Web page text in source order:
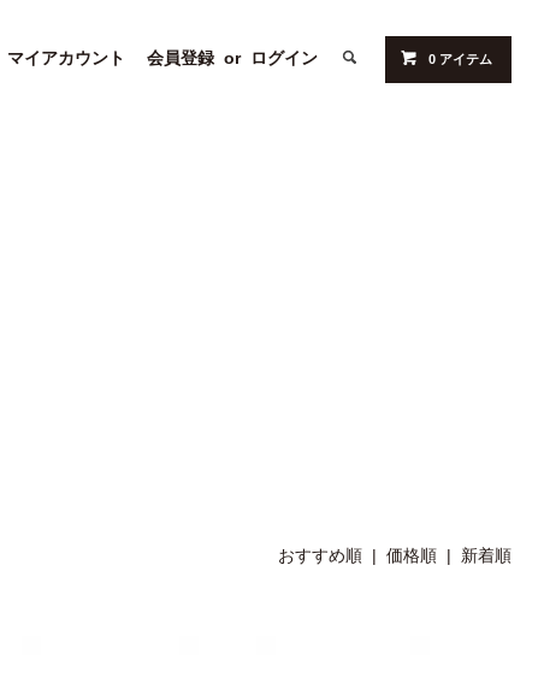
マイアカウント 会員登録 or ログイン 0 アイテム
おすすめ順 | 価格順 | 新着順